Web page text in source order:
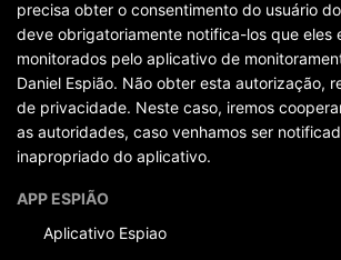
precisa obter o consentimento do usuário
deve obrigatoriamente notifica-los que eles
monitorados pelo aplicativo de
Daniel Espião. Não obter esta autorização,
de privacidade. Neste caso, iremos
as autoridades, caso venhamos ser
inapropriado do aplicativo.
APP ESPIÃO
Aplicativo Espiao